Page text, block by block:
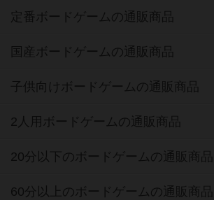
定番ボードゲームの通販商品
国産ボードゲームの通販商品
子供向けボードゲームの通販商品
2人用ボードゲームの通販商品
20分以下のボードゲームの通販商品
60分以上のボードゲームの通販商品